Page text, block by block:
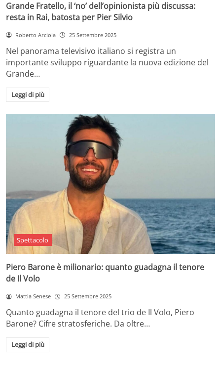
Grande Fratello, il ‘no’ dell’opinionista più discussa:
resta in Rai, batosta per Pier Silvio
Roberto Arciola 25 Settembre 2025
Nel panorama televisivo italiano si registra un
importante sviluppo riguardante la nuova edizione del
Grande…
Leggi di più
Spettacolo
Piero Barone è milionario: quanto guadagna il tenore
de Il Volo
Mattia Senese 25 Settembre 2025
Quanto guadagna il tenore del trio de Il Volo, Piero
Barone? Cifre stratosferiche. Da oltre…
Leggi di più